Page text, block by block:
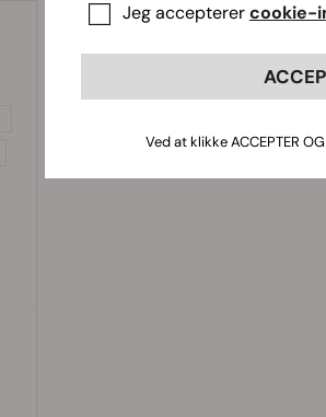
Jeg accepterercookie-
Ved at klikke ACCEPTER